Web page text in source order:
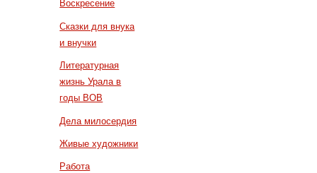
Воскресение
Сказки для внука
и внучки
Литературная
жизнь Урала в
годы ВОВ
Дела милосердия
Живые художники
Работа